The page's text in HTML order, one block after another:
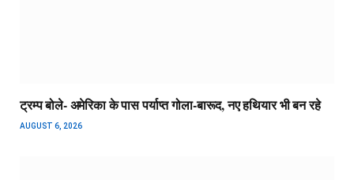
ट्रम्प बोले- अमेरिका के पास पर्याप्त गोला-बारूद, नए हथियार भी बन रहे
AUGUST 6, 2026